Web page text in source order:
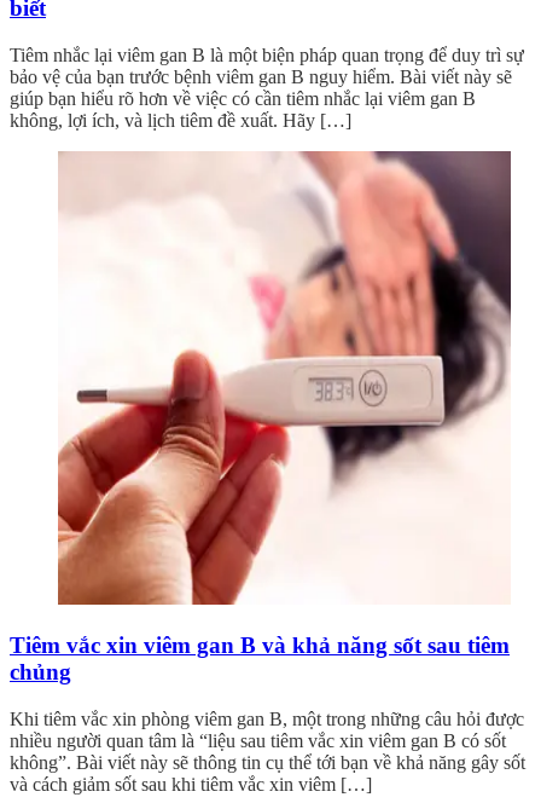
biết
Tiêm nhắc lại viêm gan B là một biện pháp quan trọng để duy trì sự
bảo vệ của bạn trước bệnh viêm gan B nguy hiểm. Bài viết này sẽ
giúp bạn hiểu rõ hơn về việc có cần tiêm nhắc lại viêm gan B
không, lợi ích, và lịch tiêm đề xuất. Hãy […]
Tiêm vắc xin viêm gan B và khả năng sốt sau tiêm
chủng
Khi tiêm vắc xin phòng viêm gan B, một trong những câu hỏi được
nhiều người quan tâm là “liệu sau tiêm vắc xin viêm gan B có sốt
không”. Bài viết này sẽ thông tin cụ thể tới bạn về khả năng gây sốt
và cách giảm sốt sau khi tiêm vắc xin viêm […]